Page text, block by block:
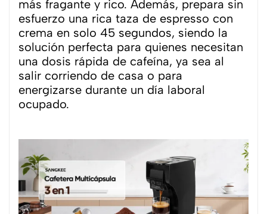
más fragante y rico. Además, prepara sin
esfuerzo una rica taza de espresso con
crema en solo 45 segundos, siendo la
solución perfecta para quienes necesitan
una dosis rápida de cafeína, ya sea al
salir corriendo de casa o para
energizarse durante un día laboral
ocupado.